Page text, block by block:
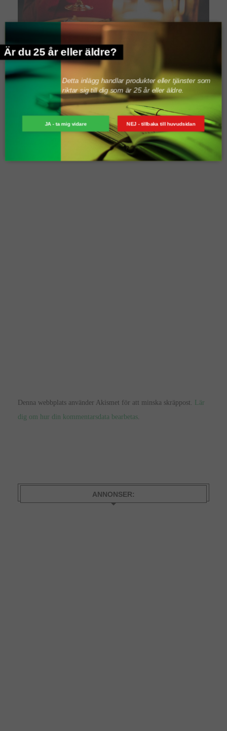
VIN: EN SMAK AV ITALIEN TILL JUL- OCH...
LÄMNA ETT SVAR
Denna webbplats använder Akismet för att minska skräppost.
Lär
dig om hur din kommentarsdata bearbetas
ANNONSER:
Är du 25 år eller äldre?
Detta inlägg handlar produkter eller tjänster som
riktar sig till dig som är 25 år eller äldre.
JA - ta mig vidare NEJ - tillbaka till huvudsidan